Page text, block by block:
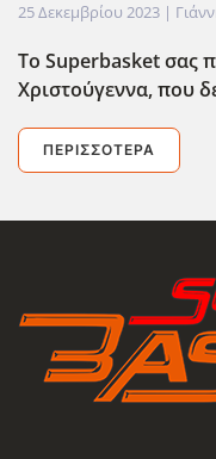
25 Δεκεμβρίου 2023 |
Το Superbasketσας
Χριστούγεννα, που
ΠΕΡΙΣΣΌΤΕΡΑ